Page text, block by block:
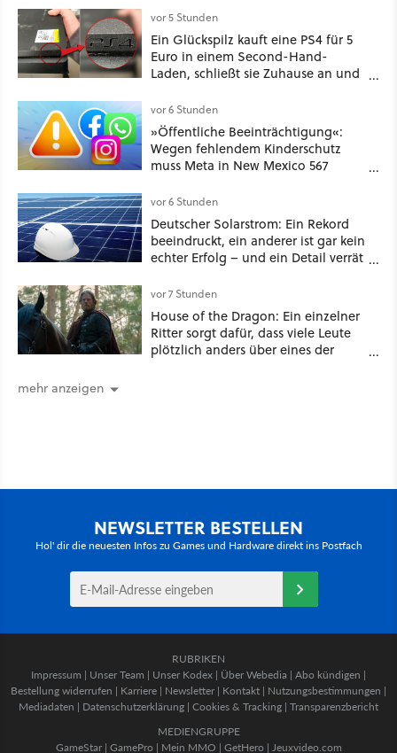
vor 5 Stunden
Ein Glückspilz kauft eine PS4 für 5
Euro in einem Second-Hand-
Laden, schließt sie Zuhause an und
funktionierende PlayStation [Best of
GameStar]
vor 6 Stunden
»Öffentliche Beeinträchtigung«:
Wegen fehlendem Kinderschutz
muss Meta in New Mexico 567
vor 6 Stunden
Deutscher Solarstrom: Ein Rekord
beeindruckt, ein anderer ist gar kein
echter Erfolg – und ein Detail verrät
jede Zahl
vor 7 Stunden
House of the Dragon: Ein einzelner
Ritter sorgt dafür, dass viele Leute
plötzlich anders über eines der
mehr anzeigen
NEWSLETTER BESTELLEN
Hol' dir die neuesten Infos zu Games und Hardware direkt ins Postfach
RUBRIKEN
Impressum | Unser Team | Unser Kodex | Über Webedia | Abo kündigen |
Bestellung widerrufen | Karriere | Newsletter | Kontakt | Nutzungsbestimmungen |
Mediadaten | Datenschutzerklärung | Cookies & Tracking | Transparenzbericht
MEDIENGRUPPE
GameStar| GamePro | Mein MMO | GetHero | Jeuxvideo.com